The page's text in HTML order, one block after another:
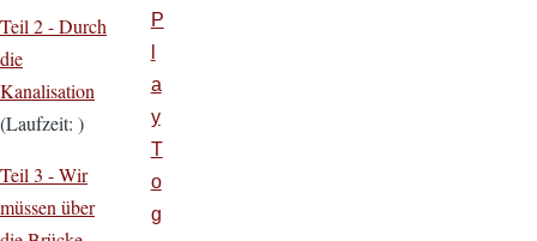
Teil 2 - Durch
die
Kanalisation
(Laufzeit: )
Teil 3 - Wir
müssen über
P
a
y
T
o
g